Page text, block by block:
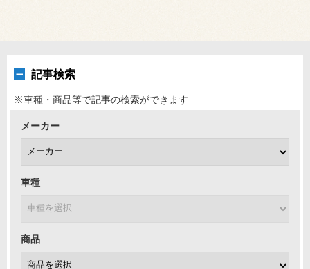
記事検索
※車種・商品等で記事の検索ができます
メーカー
車種
商品